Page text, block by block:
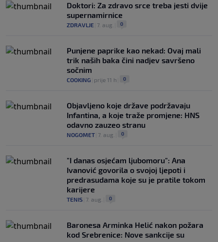
Doktori: Za zdravo srce treba jesti dvije
supernamirnice
ZDRAVLJE 7. aug. 0
Punjene paprike kao nekad: Ovaj mali
trik naših baka čini nadjev savršeno
sočnim
COOKING prije 11 h 0
Objavljeno koje države podržavaju
Infantina, a koje traže promjene: HNS
odavno zauzeo stranu
NOGOMET 7. aug. 0
"I danas osjećam ljubomoru": Ana
Ivanović govorila o svojoj ljepoti i
predrasudama koje su je pratile tokom
karijere
TENIS 7. aug. 0
Baronesa Arminka Helić nakon požara
kod Srebrenice: Nove sankcije su